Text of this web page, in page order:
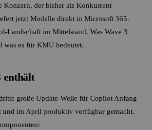
Konzern, der bisher als Konkurrent
jetzt Modelle direkt in Microsoft 365.
Landschaft im Mittelstand. Was Wave 3
was es für KMU bedeutet.
enthält
große Update-Welle für Copilot Anfang
und im April produktiv verfügbar gemacht.